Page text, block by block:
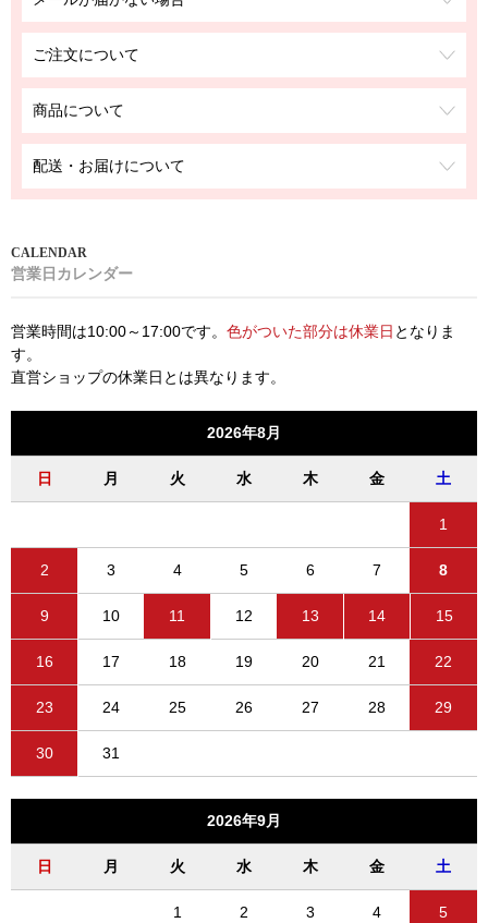
ご注文について
商品について
配送・お届けについて
営業日カレンダー
営業時間は10:00～17:00です。 色がついた部分は休業日 となりま
す。
直営ショップの休業日とは異なります。
2026年8月
日 月 火 水 木 金 土
1
2 3 4 5 6 7 8
9 10 11 12 13 14 15
16 17 18 19 20 21 22
23 24 25 26 27 28 29
30 31
2026年9月
日 月 火 水 木 金 土
1 2 3 4 5